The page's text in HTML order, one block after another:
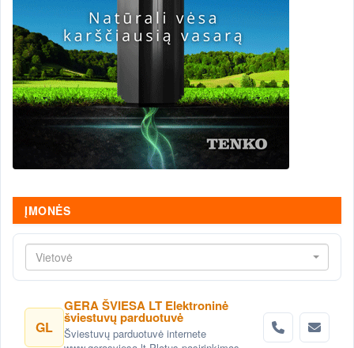
ĮMONĖS
Vietovė
GL
GERA ŠVIESA LT Elektroninė
šviestuvų parduotuvė
Šviestuvų parduotuvė internete